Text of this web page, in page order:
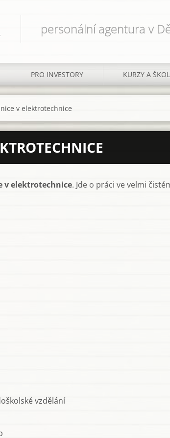
personální agentura v
PRO INVESTORY KURZY A
v elektrotechnice
v elektrotechnice. Jde o práci ve velmi
vzdělání